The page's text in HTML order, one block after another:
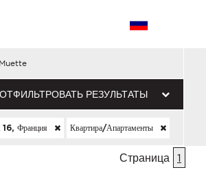
Muette
ОТФИЛЬТРОВАТЬ РЕЗУЛЬТАТЫ
Франция Квартира/апартаменты
Страница 1